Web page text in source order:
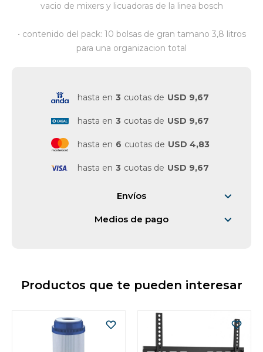
vacio de mixers y licuadoras de la linea bosch
• contenido del pack: 10 bolsas de gran tamano 3,8 litros
para una organizacion total
hasta en 3 cuotas de USD 9,67
hasta en 3 cuotas de USD 9,67
hasta en 6 cuotas de USD 4,83
hasta en 3 cuotas de USD 9,67
Envíos
Medios de pago
Productos que te pueden interesar